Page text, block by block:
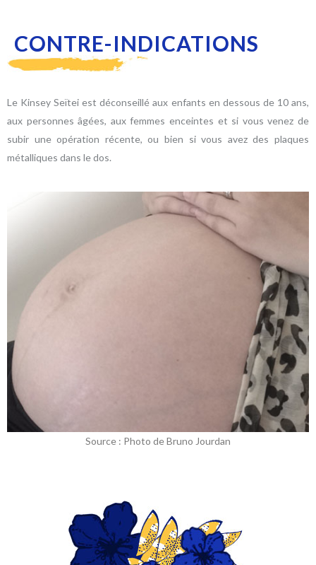
CONTRE-INDICATIONS
Le Kinsey Seïtei est déconseillé aux enfants en dessous de 10 ans,
aux personnes âgées, aux femmes enceintes et si vous venez de
subir une opération récente, ou bien si vous avez des plaques
métalliques dans le dos.
Source : Photo de Bruno Jourdan